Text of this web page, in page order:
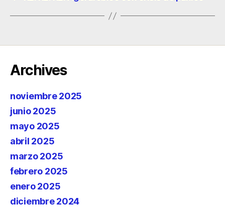
Archives
noviembre 2025
junio 2025
mayo 2025
abril 2025
marzo 2025
febrero 2025
enero 2025
diciembre 2024